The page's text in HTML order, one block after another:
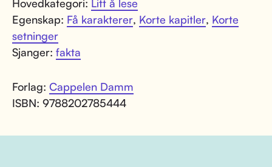
Hovedkategori: Litt å lese
Egenskap: Få karakterer, Korte kapitler, Korte
setninger
Sjanger: fakta
Forlag: Cappelen Damm
ISBN: 9788202785444